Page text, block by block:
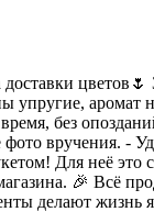
доставки
аромат
без
фото вручения. -
Для неё
🎉 Всё
делают жизнь